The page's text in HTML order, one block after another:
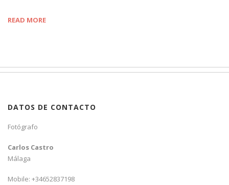
READ MORE
DATOS DE CONTACTO
Fotógrafo
Carlos Castro
Málaga
Mobile: +34652837198